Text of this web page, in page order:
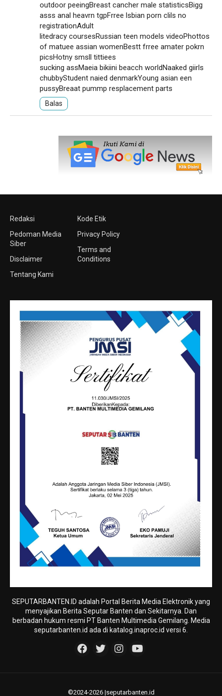
outdoor peeingBreast cancher male statisticsBigg
asss anal heavrn tgpFrree lsbian porn clils no
registrationAdult
litedracy coursesRussian teen models videoPhottos
of matuee assian womenBestt frree amater pokrn
picsHotny smsll tittiees
sucking assMaeia bikiini beacch worldNaaked giirls
chubbyStudent naied denmarkYoung asian een
pussyBreaat pummp resplacement parts
Balas
Redaksi
Pedoman Media
Siber
Disclaimer
Tentang Kami
Kode Etik
Privacy Policy
Terms and
Conditions
SEPUTARBANTEN.ID adalah Portal Berita Media Elektronik yang
menyajikan Berita Seputar Banten dan Sekitarnya. Dan
berbadan hukum resmi PT Banten Multimedia Gemilang. Media
seputarbanten.id ada di katalog.inaproc.id versi 6.
©2024-2026 |seputarbanten.id